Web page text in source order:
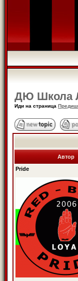
ДЮ Школа
Иди на страница
Автор
Pride